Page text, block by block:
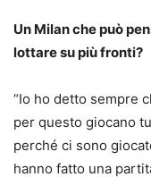
Un Milan che può
lottare su più fronti?
“Io ho detto sempre
per questo giocano
perché ci sono
hanno fatto una